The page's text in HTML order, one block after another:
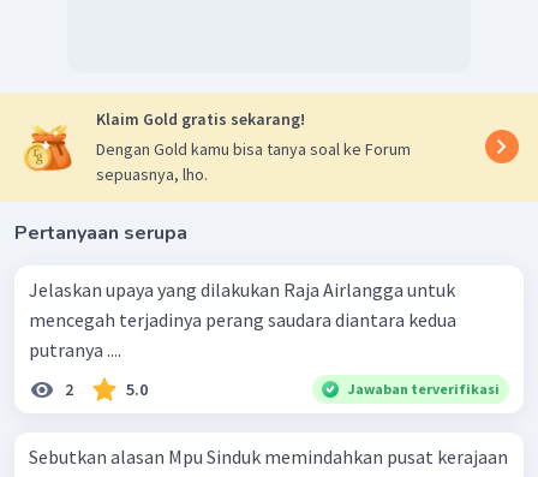
Klaim Gold gratis sekarang!
Dengan Gold kamu bisa tanya soal ke Forum
sepuasnya, lho.
Pertanyaan serupa
Jelaskan upaya yang dilakukan Raja Airlangga untuk
mencegah terjadinya perang saudara diantara kedua
putranya ....
2 5.0 Jawaban terverifikasi
Sebutkan alasan Mpu Sinduk memindahkan pusat kerajaan